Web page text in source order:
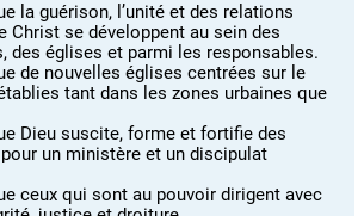
la guérison, l’unité et des relations
Christ se développent au sein des
des églises et parmi les responsables.
de nouvelles églises centrées sur le
tant dans les zones urbaines que
Dieu suscite, forme et fortifie des
un ministère et un discipulat
ceux qui sont au pouvoir dirigent avec